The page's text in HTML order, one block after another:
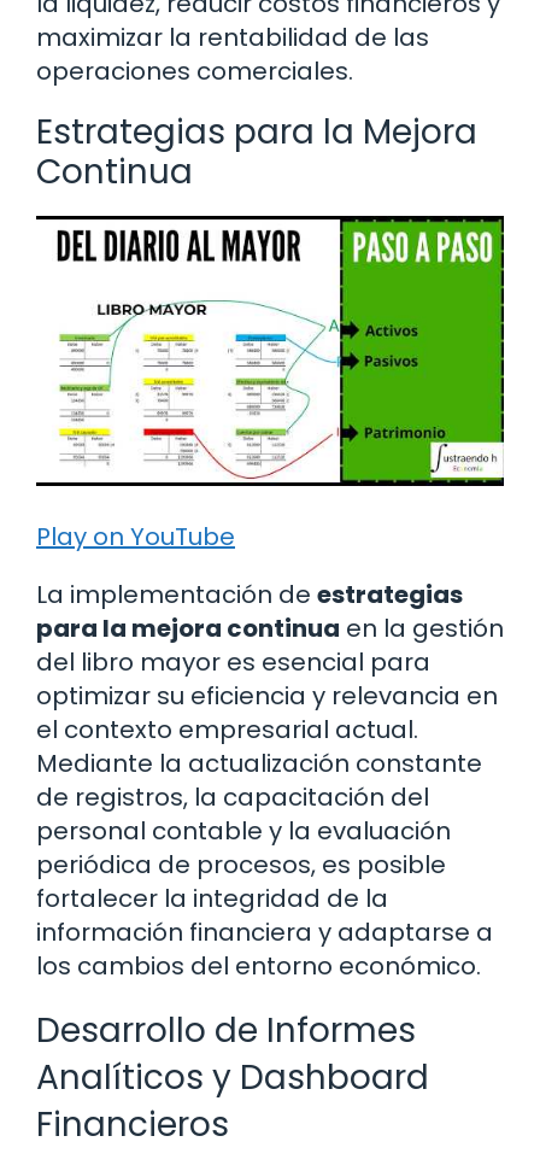
maximizar la rentabilidad de las
operaciones comerciales.
Estrategias para la Mejora
Continua
Play on YouTube
La implementación de estrategias
para la mejora continua en la gestión
del libro mayor es esencial para
optimizar su eficiencia y relevancia en
el contexto empresarial actual.
Mediante la actualización constante
de registros, la capacitación del
personal contable y la evaluación
periódica de procesos, es posible
fortalecer la integridad de la
información financiera y adaptarse a
los cambios del entorno económico.
Desarrollo de Informes
Analíticos y Dashboard
Financieros